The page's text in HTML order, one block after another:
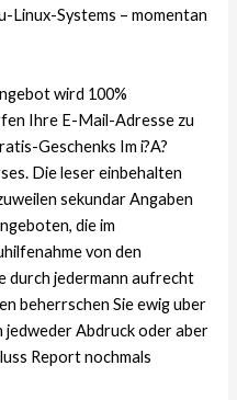
Linux-Systems – momentan
wird 100%
Ihre E-Mail-Adresse zu
Geschenks Im i?A?
Die leser einbehalten
sekundar Angaben
die im
von den
durch jedermann aufrecht
beherrschen Sie ewig uber
Abdruck oder aber
Report nochmals